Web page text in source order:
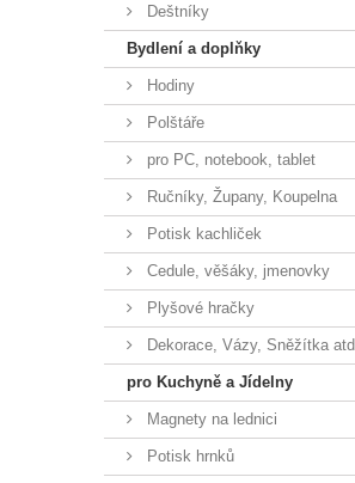
Deštníky
Bydlení a doplňky
Hodiny
Polštáře
pro PC, notebook, tablet
Ručníky, Župany, Koupelna
Potisk kachliček
Cedule, věšáky, jmenovky
Plyšové hračky
Dekorace, Vázy, Sněžítka atd
pro Kuchyně a Jídelny
Magnety na lednici
Potisk hrnků